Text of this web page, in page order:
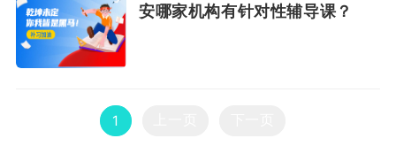
安哪家机构有针对性辅导课？
1